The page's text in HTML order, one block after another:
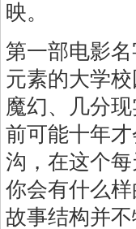
映。
第一部电影
元素的大学
魔幻、几分
前可能十年
沟，在这个
你会有什么
故事结构并